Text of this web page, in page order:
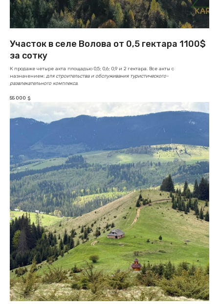
Участок в селе Волова от 0,5 гектара 1100$
за сотку
К продаже четыре акта площадью 0,5; 0,6; 0,9 и 2 гектара. Все акты с
назначением: для строительства и обслуживания туристического-
развлекательного комплекса.
55 000 $